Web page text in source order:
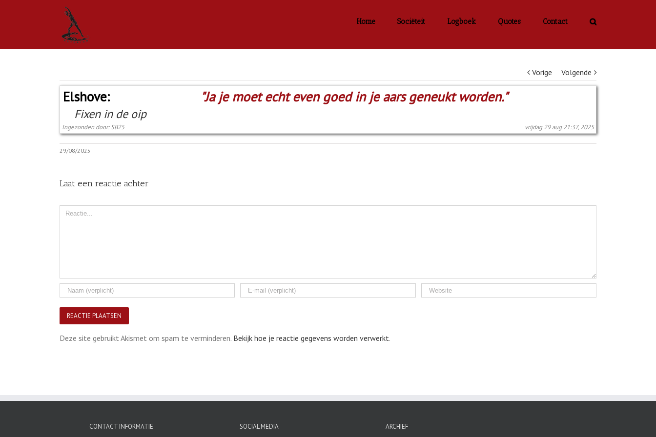
Home Sociëteit Logboek Quotes Contact
Vorige Volgende
Elshove: "Ja je moet echt even goed in je aars geneukt worden."
Fixen in de oip
Ingezonden door: SB25 vrijdag 29 aug 21:37, 2025
29/08/2025
Laat een reactie achter
Comment
Deze site gebruikt Akismet om spam te verminderen. Bekijk hoe je reactie gegevens worden verwerkt.
CONTACT INFORMATIE SOCIAL MEDIA ARCHIEF